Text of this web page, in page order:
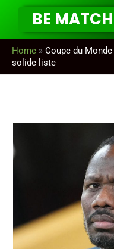
contenu
BE MATCH
Home » Coupe du
solide liste